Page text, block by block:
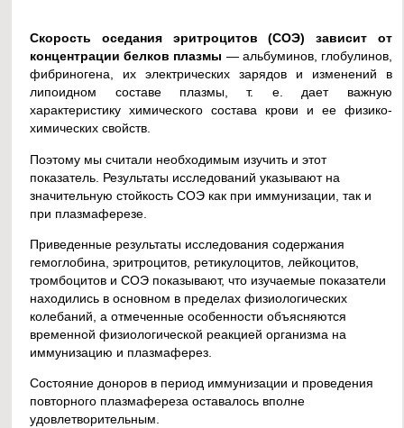
Скорость оседания эритроцитов (СОЭ) зависит от
концентрации белков плазмы — альбуминов, глобулинов,
фибриногена, их электрических зарядов и изменений в
липоидном составе плазмы, т. е. дает важную
характеристику химического состава крови и ее физико-
химических свойств.
Поэтому мы считали необходимым изучить и этот
показатель. Результаты исследований указывают на
значительную стойкость СОЭ как при иммунизации, так и
при плазмаферезе.
Приведенные результаты исследования содержания
гемоглобина, эритроцитов, ретикулоцитов, лейкоцитов,
тромбоцитов и СОЭ показывают, что изучаемые показатели
находились в основном в пределах физиологических
колебаний, а отмеченные особенности объясняются
временной физиологической реакцией организма на
иммунизацию и плазмаферез.
Состояние доноров в период иммунизации и проведения
повторного плазмафереза оставалось вполне
удовлетворительным.